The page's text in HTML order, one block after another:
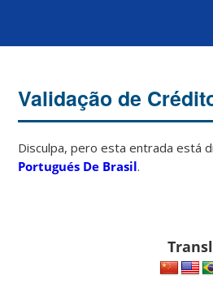
Validação de
Disculpa, pero esta entrada está
Portugués De Brasil.